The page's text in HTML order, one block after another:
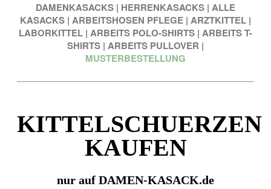
DAMENKASACKS | HERRENKASACKS | ALLE
KASACKS | ARBEITSHOSEN PFLEGE | ARZTKITTEL |
LABORKITTEL | ARBEITS POLO-SHIRTS | ARBEITS T-
SHIRTS | ARBEITS PULLOVER |
MUSTERBESTELLUNG
KITTELSCHUERZEN
KAUFEN
nur auf DAMEN-KASACK.de